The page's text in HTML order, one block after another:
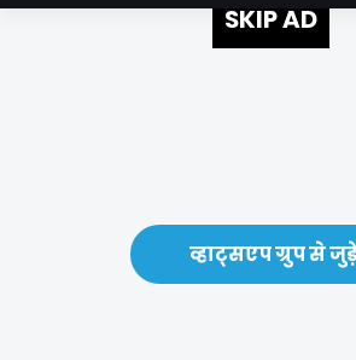
व्हाट्सएप ग्रुप से
SKIP AD